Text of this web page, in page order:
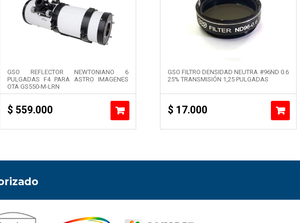
GSO REFLECTOR NEWTONIANO 6
PULGADAS F4 PARA ASTRO IMAGENES
OTA GS550-M-LRN
$ 559.000
GSO FILTRO DENSIDAD NEUTRA #96ND 0.6
25% TRANSMISIÓN 1,25 PULGADAS
$ 17.000